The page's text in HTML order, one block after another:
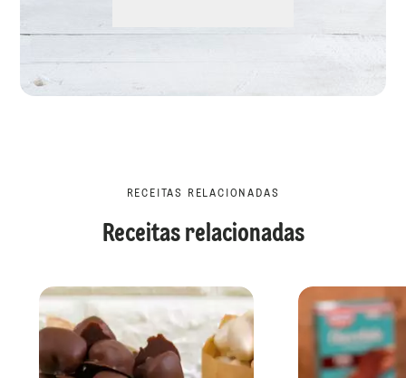
RECEITAS RELACIONADAS
Receitas relacionadas